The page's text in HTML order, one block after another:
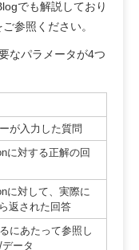
でも解説しており
ご参照ください。
なパラメータが4つ
が入力した質問
に対する正解の回
に対して、実際に
返された回答
にあたって参照し
ータ